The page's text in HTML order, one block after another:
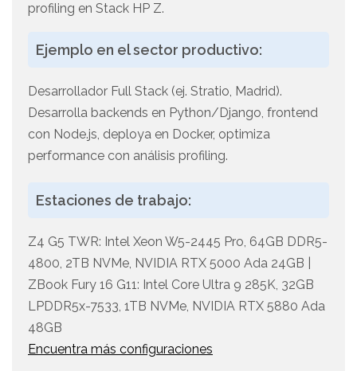
profiling en Stack HP Z.
Ejemplo en el sector productivo:
Desarrollador Full Stack (ej. Stratio, Madrid).
Desarrolla backends en Python/Django, frontend
con Node.js, deploya en Docker, optimiza
performance con análisis profiling.
Estaciones de trabajo:
Z4 G5 TWR: Intel Xeon W5-2445 Pro, 64GB DDR5-
4800, 2TB NVMe, NVIDIA RTX 5000 Ada 24GB |
ZBook Fury 16 G11: Intel Core Ultra 9 285K, 32GB
LPDDR5x-7533, 1TB NVMe, NVIDIA RTX 5880 Ada
48GB
Encuentra más configuraciones